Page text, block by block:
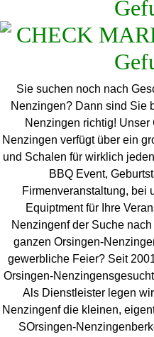
Sie suchen noch nach
Nenzingen? Dann sind Sie
Nenzingen richtig!
Nenzingen verfügt über ein
und Schalen für wirklich
BBQ Event,
Firmenveranstaltung, bei
Equiptment für Ihre
Nenzingenf der Suche
ganzen Orsingen-
gewerbliche Feier? Seit
Orsingen-
Als Dienstleister legen
Nenzingenf die kleinen,
SOrsingen-